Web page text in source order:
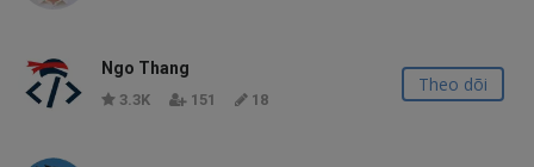
Ngo Thang
3.3K 151 18
Theo dõi